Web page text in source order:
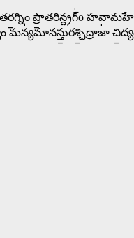
ప్రా॒తర॒గ్నిం ప్రా॒తరిన్ద్రగ్॑o
మన్య॑మానస్తు॒రశ్చి॒ద్రాజా॑